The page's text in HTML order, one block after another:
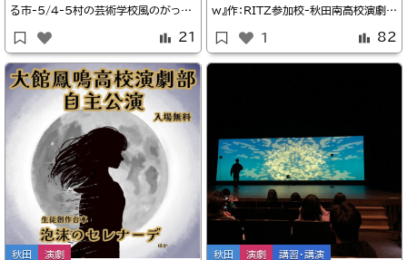
る市-5/4-5村の芸術学校風のがっこ
11月24日会場：秋田・あきた芸術村わ
らび劇場料金：Web割一般￥4500、
小～大学生￥2250ほか詳細劇団わら
び座/ミュージカルジャングル大帝レオ
21
w』作：RITZ参加校-秋田南高校演劇部
@kitako_engekibu-新屋高校演劇
部-本荘高校演劇部-秋田中央高校演劇
1 82
秋田 演劇 秋田 演劇 講習・講演